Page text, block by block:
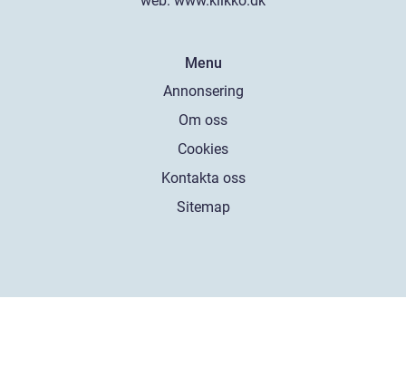
Menu
Annonsering
Om oss
Cookies
Kontakta oss
Sitemap